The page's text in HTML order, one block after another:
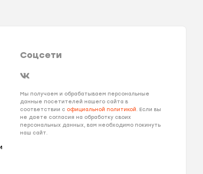
Соцсети
Мы получаем и обрабатываем персональные
данные посетителей нашего сайта в
соответствии с официальной политикой. Если вы
не даете согласия на обработку своих
персональных данных, вам необходимо покинуть
наш сайт.